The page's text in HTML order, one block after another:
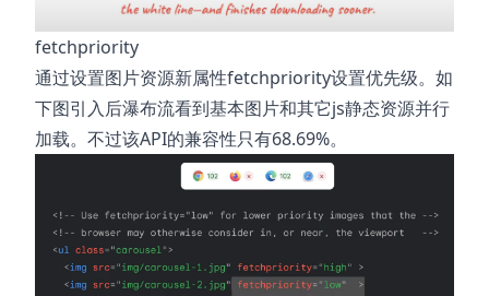
fetchpriority
通过设置图片资源新属性fetchpriority设置优先级。如
下图引入后瀑布流看到基本图片和其它js静态资源并行
加载。不过该API的兼容性只有68.69%。